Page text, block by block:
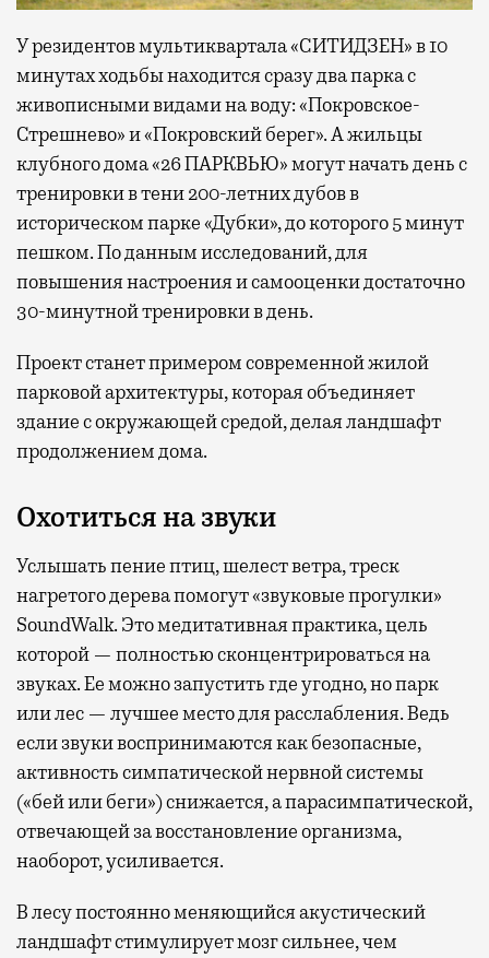
У резидентов мультиквартала «СИТИДЗЕН» в 10
минутах ходьбы находится сразу два парка с
живописными видами на воду: «Покровское-
Стрешнево» и «Покровский берег». А жильцы
клубного дома «26 ПАРКВЬЮ» могут начать день с
тренировки в тени 200-летних дубов в
историческом парке «Дубки», до которого 5 минут
пешком. По данным исследований, для
повышения настроения и самооценки достаточно
30-минутной тренировки в день.
Проект станет примером современной жилой
парковой архитектуры, которая объединяет
здание с окружающей средой, делая ландшафт
продолжением дома.
Охотиться на звуки
Услышать пение птиц, шелест ветра, треск
нагретого дерева помогут «звуковые прогулки»
SoundWalk. Это медитативная практика, цель
которой — полностью сконцентрироваться на
звуках. Ее можно запустить где угодно, но парк
или лес — лучшее место для расслабления. Ведь
если звуки воспринимаются как безопасные,
активность симпатической нервной системы
(«бей или беги») снижается, а парасимпатической,
отвечающей за восстановление организма,
наоборот, усиливается.
В лесу постоянно меняющийся акустический
ландшафт стимулирует мозг сильнее, чем